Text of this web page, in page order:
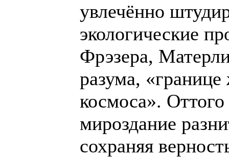
увлечённо
экологические
Фрэзера,
разума,
космоса».
мироздание
сохраняя